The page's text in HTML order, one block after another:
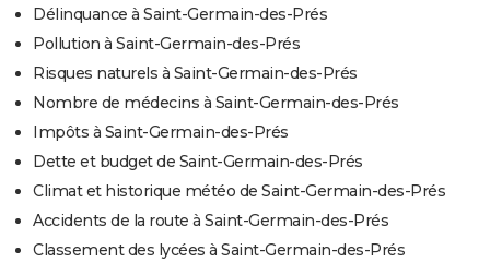
Délinquance à Saint-Germain-des-Prés
Pollution à Saint-Germain-des-Prés
Risques naturels à Saint-Germain-des-Prés
Nombre de médecins à Saint-Germain-des-Prés
Impôts à Saint-Germain-des-Prés
Dette et budget de Saint-Germain-des-Prés
Climat et historique météo de Saint-Germain-des-Prés
Accidents de la route à Saint-Germain-des-Prés
Classement des lycées à Saint-Germain-des-Prés